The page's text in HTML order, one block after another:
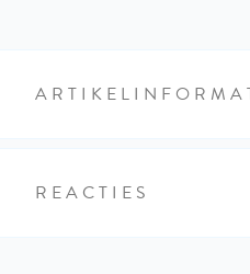
REACTIES